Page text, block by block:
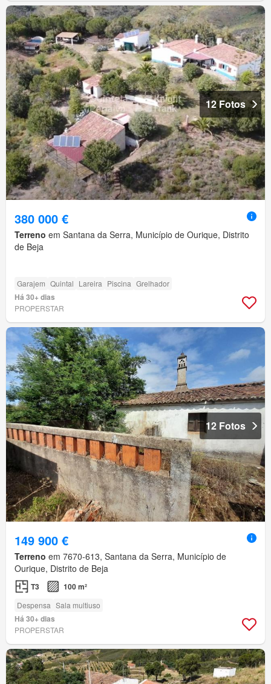
12 Fotos
380 000 €
Terreno em Santana da Serra, Município de Ourique, Distrito
de Beja
Garajem Quintal Lareira Piscina Grelhador
Há 30+ dias
PROPERSTAR
12 Fotos
149 900 €
Terreno em 7670-613, Santana da Serra, Município de
Ourique, Distrito de Beja
T3 100 m²
Despensa Sala multiuso
Há 30+ dias
PROPERSTAR